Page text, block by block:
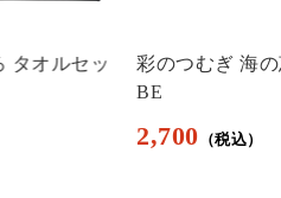
タオルセッ
彩のつむぎ 海
BE
2,700